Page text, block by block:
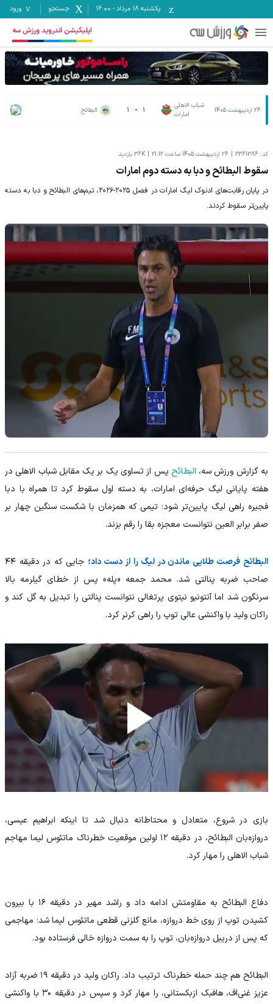
یکشنبه ۱۸ مرداد -
16:00 جستجو ورود
اپلیکیشن اندروید ورزش سه
26 اردیبهشت 1405
شباب الاهلی
امارات
1
-
1 البطائح
کد: 2361386 26 اردیبهشت 1405 ساعت 21:12 36K بازدید
سقوط البطائح و دبا به دسته دوم امارات
در پایان رقابت‌های ادنوک لیگ امارات در فصل ۲۰۲۵-۲۰۲۶، تیم‌های البطائح و دبا به دسته
پایین‌تر سقوط کردند.
به گزارش ورزش سه، البطائح پس از تساوی یک بر یک مقابل شباب الاهلی در
هفته پایانی لیگ حرفه‌ای امارات، به دسته اول سقوط کرد تا همراه با دبا
فجیره راهی لیگ پایین‌تر شود؛ تیمی که همزمان با شکست سنگین چهار بر
صفر برابر العین نتوانست معجزه بقا را رقم بزند.
البطائح فرصت طلایی ماندن در لیگ را از دست داد؛
جایی که در دقیقه ۴۴
صاحب ضربه پنالتی شد. محمد جمعه «پله» پس از خطای گیلرمه بالا
سرنگون شد اما آنتونیو نیتوی پرتغالی نتوانست پنالتی را تبدیل به گل کند و
راکان ولید با واکنشی عالی توپ را راهی کرنر کرد.
بازی در شروع، متعادل و محتاطانه دنبال شد تا اینکه ابراهیم عیسی،
دروازه‌بان البطائح، در دقیقه ۱۲ اولین موقعیت خطرناک ماتئوس لیما مهاجم
شباب الاهلی را مهار کرد.
دفاع البطائح به مقاومتش ادامه داد و راشد مهیر در دقیقه ۱۶ با بیرون
کشیدن توپ از روی خط دروازه، مانع گلزنی قطعی ماتئوس لیما شد؛ مهاجمی
که پس از دریبل دروازه‌بان، توپ را به سمت دروازه خالی فرستاده بود.
البطائح هم چند حمله خطرناک ترتیب داد. راکان ولید در دقیقه ۱۹ ضربه آزاد
عزیز غنی‌اف، هافبک ازبکستانی، را مهار کرد و سپس در دقیقه ۳۰ با واکنشی